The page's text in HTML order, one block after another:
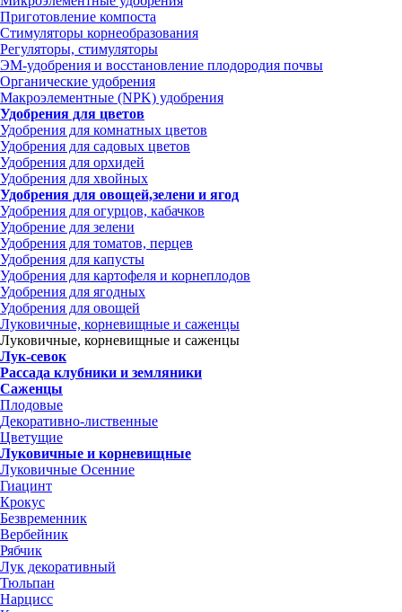
Приготовление компоста
Стимуляторы корнеобразования
Регуляторы, стимуляторы
ЭМ-удобрения и восстановление плодородия почвы
Органические удобрения
Макроэлементные (NPK) удобрения
Удобрения для цветов
Удобрения для комнатных цветов
Удобрения для садовых цветов
Удобрения для орхидей
Удобрения для хвойных
Удобрения для овощей,зелени и ягод
Удобрения для огурцов, кабачков
Удобрение для зелени
Удобрения для томатов, перцев
Удобрения для капусты
Удобрения для картофеля и корнеплодов
Удобрения для ягодных
Удобрения для овощей
Луковичные, корневищные и саженцы
Луковичные, корневищные и саженцы
Лук-севок
Рассада клубники и земляники
Саженцы
Плодовые
Декоративно-лиственные
Цветущие
Луковичные и корневищные
Луковичные Осенние
Гиацинт
Крокус
Безвременник
Вербейник
Рябчик
Лук декоративный
Тюльпан
Нарцисс